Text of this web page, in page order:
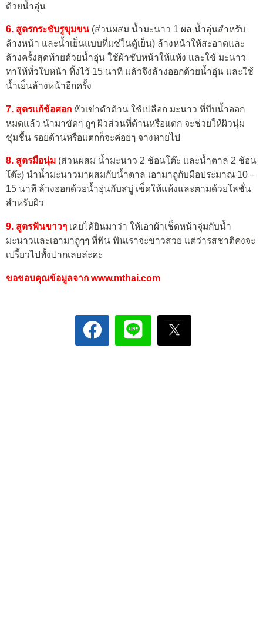
ด้วยน้ำอุ่น
6. สูตรกระชับรูขุมขน (ส่วนผสม น้ำมะนาว 1 ผล น้ำอุ่นสำหรับ
ล้างหน้า และน้ำเย็นแบบที่แช่ในตู้เย็น) ล้างหน้าให้สะอาดและ
ล้างครั้งสุดท้ายด้วยน้ำอุ่น ใช้ผ้าซับหน้าให้แห้ง และใช้ มะนาว
ทาให้ทั่วใบหน้า ทิ้งไว้ 15 นาที แล้วจึงล้างออกด้วยน้ำอุ่น และใช้
น้ำเย็นล้างหน้าอีกครั้ง
7. สุตรแก้ข้อศอก หัวเข่าดำด้าน ใช้เปลือก มะนาว ที่บีบน้ำออก
หมดแล้ว นำมาขัดๆ ถูๆ ผิวส่วนที่ด้านหรือแตก จะช่วยให้ผิวนุ่ม
ชุ่มชื้น รอยด้านหรือแตกก็จะค่อยๆ จางหายไป
8. สูตรมือนุ่ม (ส่วนผสม น้ำมะนาว 2 ช้อนโต๊ะ และน้ำตาล 2 ช้อน
โต๊ะ) นำน้ำมะนาวมาผสมกับน้ำตาล เอามาถูกับมือประมาณ 10 –
15 นาที ล้างออกด้วยน้ำอุ่นกับสบู่ เช็ดให้แห้งและตามด้วยโลชั่น
สำหรับผิว
9. สูตรฟันขาวๆ เคยได้ยินมาว่า ให้เอาผ้าเช็ดหน้าจุ่มกับน้ำ
มะนาวและเอามาถูๆๆ ที่ฟัน ฟันเราจะขาวสวย แต่ว่ารสชาติคงจะ
เปรี้ยวไปทั้งปากเลยล่ะคะ
ขอขอบคุณข้อมูลจาก www.mthai.com